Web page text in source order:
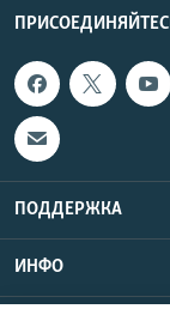
ПОДДЕРЖКА
ИНФО